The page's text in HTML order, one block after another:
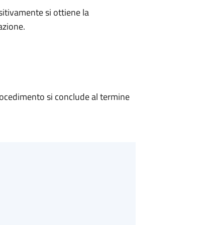
si ottiene la
si conclude al termine